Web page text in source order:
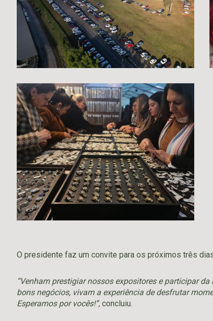
O presidente faz um convite para os próximos três
“Venham prestigiar nossos expositores e participar
bons negócios, vivam a experiência de desfrutar
Esperamos por vocês!”, concluiu.